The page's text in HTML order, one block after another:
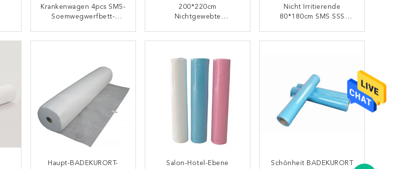
Krankenwagen 4pcs SMS-
Soemwegwerfbett-
KONTAKT
200*220cm
Nichtgewebte
KONTAKT
Nicht Irritierende
80*180cm SMS SSS
KONTAKT
Haupt-BADEKURORT-
Salon-Hotel-Ebene
Schönheit BADEKURORT